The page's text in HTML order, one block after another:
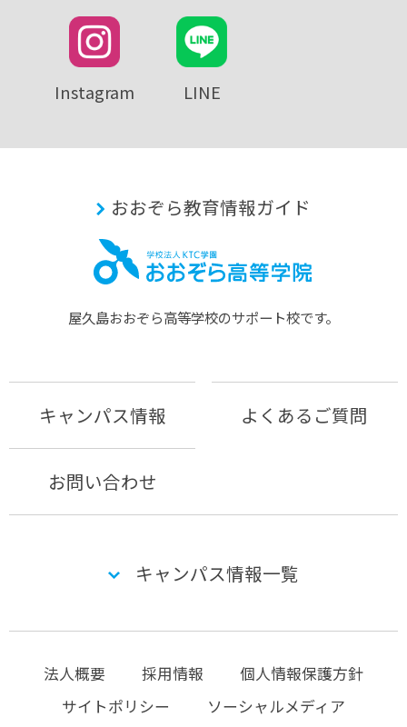
Instagram LINE
おおぞら教育情報ガイド
屋久島おおぞら⾼等学校のサポート校です。
キャンパス情報 よくあるご質問
お問い合わせ
キャンパス情報一覧
法人概要 採用情報
個人情報保護方針
サイトポリシー
ソーシャルメディア